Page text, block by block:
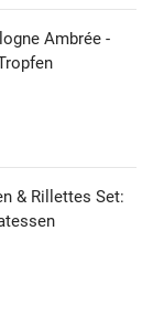
Ambrée -
& Rillettes Set: